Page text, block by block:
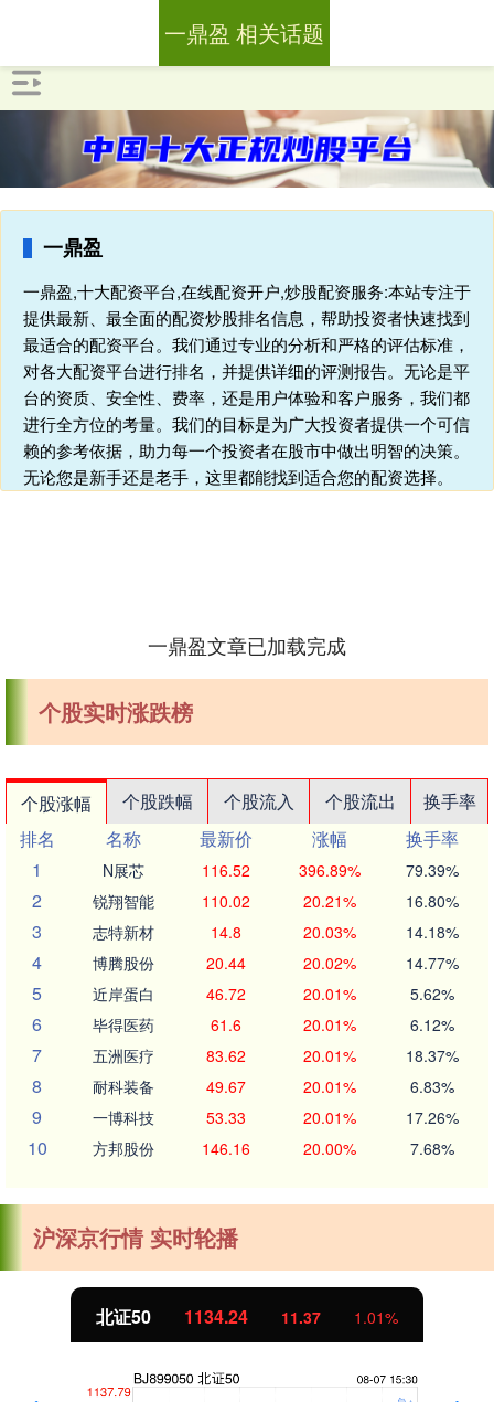
一鼎盈
一鼎盈,十大配资平台,在线配资开户,炒股配资服务:本站专注于
提供最新、最全面的配资炒股排名信息，帮助投资者快速找到
最适合的配资平台。我们通过专业的分析和严格的评估标准，
对各大配资平台进行排名，并提供详细的评测报告。无论是平
台的资质、安全性、费率，还是用户体验和客户服务，我们都
进行全方位的考量。我们的目标是为广大投资者提供一个可信
赖的参考依据，助力每一个投资者在股市中做出明智的决策。
无论您是新手还是老手，这里都能找到适合您的配资选择。
一鼎盈 相关话题
一鼎盈文章已加载完成
个股实时涨跌榜
个股涨幅 个股跌幅 个股流入 个股流出
换手率
排名
名称 最新价 涨幅
换手率
1
N展芯 116.52 396.89% 79.39%
2 锐翔智能 110.02 20.21% 16.80%
3 志特新材 14.8 20.03% 14.18%
4 博腾股份 20.44 20.02% 14.77%
5 近岸蛋白 46.72 20.01% 5.62%
6 毕得医药 61.6 20.01% 6.12%
7 五洲医疗 83.62 20.01% 18.37%
8 耐科装备 49.67 20.01% 6.83%
9 一博科技 53.33 20.01% 17.26%
10 方邦股份 146.16 20.00% 7.68%
沪深京行情 实时轮播
北证50 1134.24 11.37 1.01%